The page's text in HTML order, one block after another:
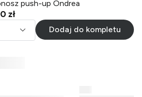
push-up Ondrea
zł
Dodaj do kompletu